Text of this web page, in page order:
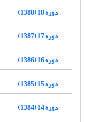
دوره 18 (1388)
دوره 17 (1387)
دوره 16 (1386)
دوره 15 (1385)
دوره 14 (1384)